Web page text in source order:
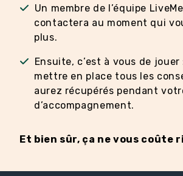
Un membre de l’équipe
contactera au moment qui
plus.
Ensuite, c’est à vous de
mettre en place tous les
aurez récupérés pendant
d’accompagnement.
Et bien sûr, ça ne vous coûte